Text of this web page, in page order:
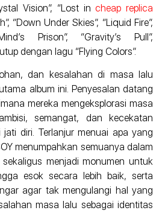
Vision”, “Lost incheap replica
“Down Under Skies”, “Liquid Fire”,
Prison”, “Gravity’s Pull”,
dengan lagu “Flying Colors”.
dan kesalahan di masa lalu
album ini. Penyesalan datang
mereka mengeksplorasi masa
semangat, dan kecekatan
diri. Terlanjur menuai apa yang
menumpahkan semuanya dalam
sekaligus menjadi monumen untuk
esok secara lebih baik, serta
agar tak mengulangi hal yang
masa lalu sebagai identitas